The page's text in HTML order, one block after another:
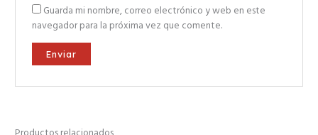
Guarda mi nombre, correo electrónico y web en este
navegador para la próxima vez que comente.